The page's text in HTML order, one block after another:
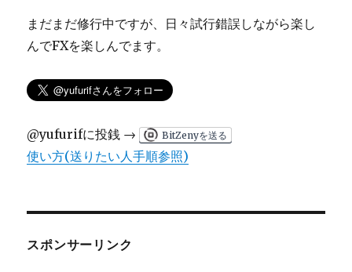
まだまだ修行中ですが、日々試行錯誤しながら楽し
んでFXを楽しんでます。
@yufurifに投銭 → BitZenyを送る
使い方(送りたい人手順参照)
スポンサーリンク